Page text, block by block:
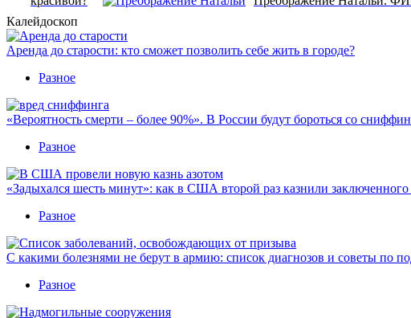
Калейдоскоп
Аренда до старости: кто сможет позволить себе жить в городе?
Разное
«Вероятность смерти – более 90%». В России будут бороться со
Разное
«Задыхался шесть минут»: как в США второй раз казнили заключенного
Разное
С какими болезнями не берут в армию: список диагнозов и советы по
Разное